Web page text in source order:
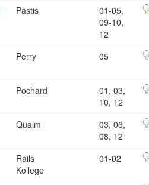
Pastis
01-05,
09-10,
12
Perry 05
Pochard
01, 03,
10, 12
Qualm
03, 06,
08, 12
Rails
Kollege
01-02